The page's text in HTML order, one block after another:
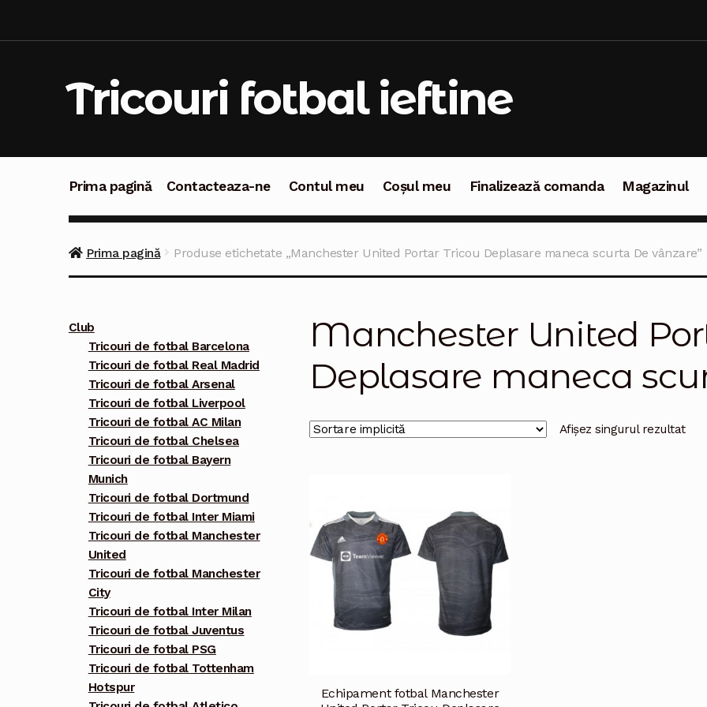
Tricouri fotbal ieftine
Prima pagină Contacteaza-ne Contul meu Coșul meu Finalizează comanda Magazinul
Prima pagină Produse etichetate „Manchester United Portar Tricou Deplasare maneca scurta De vânzare”
Manchester United
Deplasare maneca
Afișez singurul rezultat
Echipament fotbal Manchester
Club
Tricouri de fotbal Barcelona
Tricouri de fotbal Real Madrid
Tricouri de fotbal Arsenal
Tricouri de fotbal Liverpool
Tricouri de fotbal AC Milan
Tricouri de fotbal Chelsea
Tricouri de fotbal Bayern
Munich
Tricouri de fotbal Dortmund
Tricouri de fotbal Inter Miami
Tricouri de fotbal Manchester
United
Tricouri de fotbal Manchester
City
Tricouri de fotbal Inter Milan
Tricouri de fotbal Juventus
Tricouri de fotbal PSG
Tricouri de fotbal Tottenham
Hotspur